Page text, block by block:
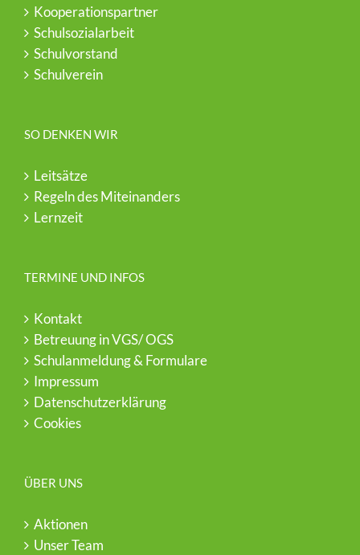
Kooperationspartner
Schulsozialarbeit
Schulvorstand
Schulverein
SO DENKEN WIR
Leitsätze
Regeln des Miteinanders
Lernzeit
TERMINE UND INFOS
Kontakt
Betreuung in VGS/ OGS
Schulanmeldung & Formulare
Impressum
Datenschutzerklärung
Cookies
ÜBER UNS
Aktionen
Unser Team